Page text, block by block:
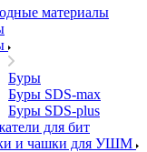
материалы
Буры
Буры SDS-max
Буры SDS-plus
для бит
и чашки для УШМ